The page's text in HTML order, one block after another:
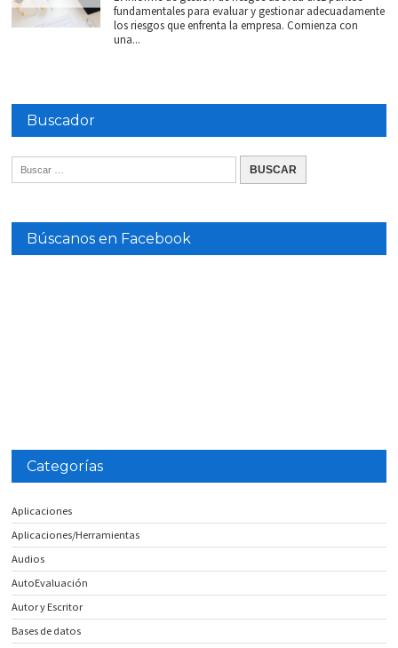
fundamentales para evaluar y gestionar adecuadamente
los riesgos que enfrenta la empresa. Comienza con
una...
Buscador
Búscanos en Facebook
Categorías
Aplicaciones
Aplicaciones/Herramientas
Audios
AutoEvaluación
Autor y Escritor
Bases de datos